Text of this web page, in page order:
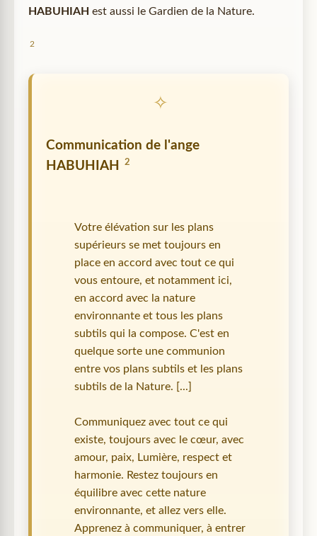
HABUHIAH est aussi le Gardien de la Nature.
2
Communication de l'ange
HABUHIAH
2
Votre élévation sur les plans
supérieurs se met toujours en
place en accord avec tout ce qui
vous entoure, et notamment ici,
en accord avec la nature
environnante et tous les plans
subtils qui la compose. C'est en
quelque sorte une communion
entre vos plans subtils et les plans
subtils de la Nature. [...]
Communiquez avec tout ce qui
existe, toujours avec le cœur, avec
amour, paix, Lumière, respect et
harmonie. Restez toujours en
équilibre avec cette nature
environnante, et allez vers elle.
Apprenez à communiquer, à entrer